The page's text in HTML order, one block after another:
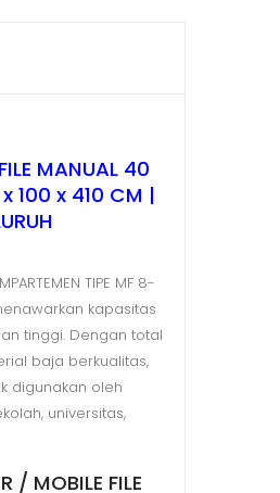
MANUAL 40
100 x 410 CM |
TIPE MF 8-
kapasitas
tinggi. Dengan total
baja berkualitas,
digunakan oleh
universitas,
/ MOBILE FILE